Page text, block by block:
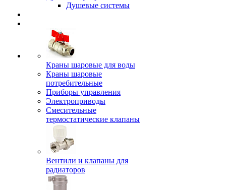
Душевые системы
Краны шаровые для воды
Краны шаровые
потребительные
Приборы управления
Электроприводы
Смесительные
термостатические клапаны
Вентили и клапаны для
радиаторов